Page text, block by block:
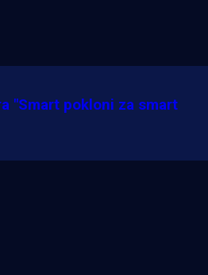
"Smart pokloni za smart